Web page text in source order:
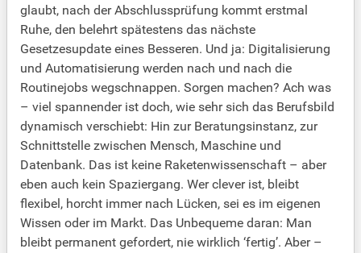
glaubt, nach der Abschlussprüfung kommt erstmal
Ruhe, den belehrt spätestens das nächste
Gesetzesupdate eines Besseren. Und ja: Digitalisierung
und Automatisierung werden nach und nach die
Routinejobs wegschnappen. Sorgen machen? Ach was
– viel spannender ist doch, wie sehr sich das Berufsbild
dynamisch verschiebt: Hin zur Beratungsinstanz, zur
Schnittstelle zwischen Mensch, Maschine und
Datenbank. Das ist keine Raketenwissenschaft – aber
eben auch kein Spaziergang. Wer clever ist, bleibt
flexibel, horcht immer nach Lücken, sei es im eigenen
Wissen oder im Markt. Das Unbequeme daran: Man
bleibt permanent gefordert, nie wirklich ‘fertig’. Aber –